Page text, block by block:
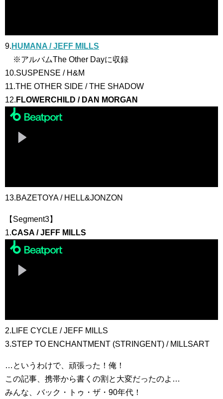
9. HUMANA / JEFF MILLS
※アルバムThe Other Dayに収録
10.SUSPENSE / H&M
11.THE OTHER SIDE / THE SHADOW
12. FLOWERCHILD / DAN MORGAN
13.BAZETOYA / HELL&JONZON
【Segment3】
1.CASA / JEFF MILLS
2.LIFE CYCLE / JEFF MILLS
3.STEP TO ENCHANTMENT (STRINGENT) / MILLSART
…というわけで、頑張った！俺！
この記事、携帯から書くの割と大変だったのよ…
みんな、バック・トゥ・ザ・90年代！